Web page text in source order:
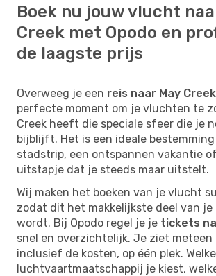
Boek nu jouw vlucht
Creek met Opodo en
de laagste prijs
Overweeg je een reis naar May Creek
perfecte moment om je vluchten te
Creek heeft die speciale sfeer die je
bijblijft. Het is een ideale
stadstrip, een ontspannen vakantie
uitstapje dat je steeds maar uitstelt.
Wij maken het boeken van je vlucht
zodat dit het makkelijkste deel van je
wordt. Bij Opodo regel je je tickets
snel en overzichtelijk. Je ziet meteen
inclusief de kosten, op één plek. Welke
luchtvaartmaatschappij je kiest,